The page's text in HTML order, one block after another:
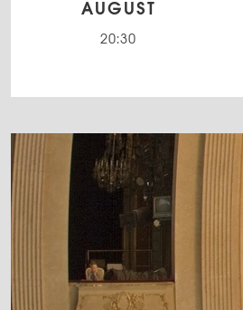
AUGUST
20:30